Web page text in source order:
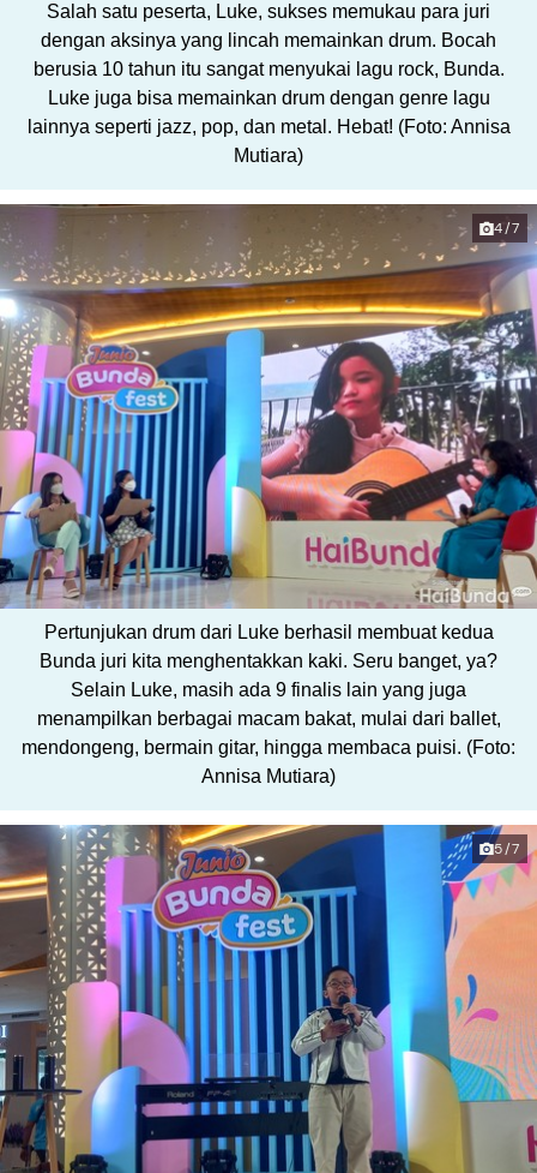
Salah satu peserta, Luke, sukses memukau para juri
dengan aksinya yang lincah memainkan drum. Bocah
berusia 10 tahun itu sangat menyukai lagu rock, Bunda.
Luke juga bisa memainkan drum dengan genre lagu
lainnya seperti jazz, pop, dan metal. Hebat! (Foto: Annisa
Mutiara)
4/7
Pertunjukan drum dari Luke berhasil membuat kedua
Bunda juri kita menghentakkan kaki. Seru banget, ya?
Selain Luke, masih ada 9 finalis lain yang juga
menampilkan berbagai macam bakat, mulai dari ballet,
mendongeng, bermain gitar, hingga membaca puisi. (Foto:
Annisa Mutiara)
5/7